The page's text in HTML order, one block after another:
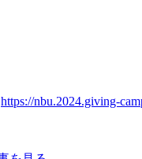
https://nbu.2024.giving-